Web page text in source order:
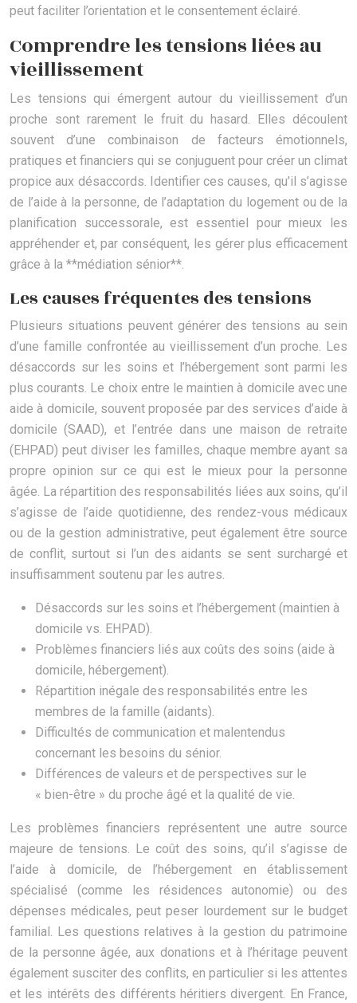
peut faciliter l’orientation et le consentement éclairé.
Comprendre les tensions liées au
vieillissement
Les tensions qui émergent autour du vieillissement d’un
proche sont rarement le fruit du hasard. Elles découlent
souvent d’une combinaison de facteurs émotionnels,
pratiques et financiers qui se conjuguent pour créer un climat
propice aux désaccords. Identifier ces causes, qu’il s’agisse
de l’aide à la personne, de l’adaptation du logement ou de la
planification successorale, est essentiel pour mieux les
appréhender et, par conséquent, les gérer plus efficacement
grâce à la **médiation sénior**.
Les causes fréquentes des tensions
Plusieurs situations peuvent générer des tensions au sein
d’une famille confrontée au vieillissement d’un proche. Les
désaccords sur les soins et l’hébergement sont parmi les
plus courants. Le choix entre le maintien à domicile avec une
aide à domicile, souvent proposée par des services d’aide à
domicile (SAAD), et l’entrée dans une maison de retraite
(EHPAD) peut diviser les familles, chaque membre ayant sa
propre opinion sur ce qui est le mieux pour la personne
âgée. La répartition des responsabilités liées aux soins, qu’il
s’agisse de l’aide quotidienne, des rendez-vous médicaux
ou de la gestion administrative, peut également être source
de conflit, surtout si l’un des aidants se sent surchargé et
insuffisamment soutenu par les autres.
Désaccords sur les soins et l’hébergement (maintien à
domicile vs. EHPAD).
Problèmes financiers liés aux coûts des soins (aide à
domicile, hébergement).
Répartition inégale des responsabilités entre les
membres de la famille (aidants).
Difficultés de communication et malentendus
concernant les besoins du sénior.
Différences de valeurs et de perspectives sur le
« bien-être » du proche âgé et la qualité de vie.
Les problèmes financiers représentent une autre source
majeure de tensions. Le coût des soins, qu’il s’agisse de
l’aide à domicile, de l’hébergement en établissement
spécialisé (comme les résidences autonomie) ou des
dépenses médicales, peut peser lourdement sur le budget
familial. Les questions relatives à la gestion du patrimoine
de la personne âgée, aux donations et à l’héritage peuvent
également susciter des conflits, en particulier si les attentes
et les intérêts des différents héritiers divergent. En France,